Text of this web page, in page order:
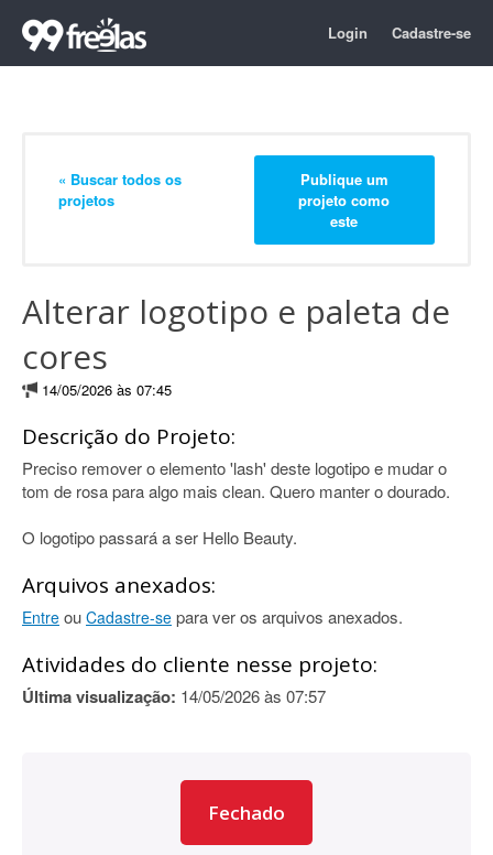
Login Cadastre-se
« Buscar todos os
projetos
Publique um
projeto como
este
Alterar logotipo e paleta de
cores
14/05/2026 às 07:45
Descrição do Projeto:
Preciso remover o elemento 'lash' deste logotipo e mudar o
tom de rosa para algo mais clean. Quero manter o dourado.
O logotipo passará a ser Hello Beauty.
Arquivos anexados:
Entre ou Cadastre-se para ver os arquivos anexados.
Atividades do cliente nesse projeto:
Última visualização: 14/05/2026 às 07:57
Fechado